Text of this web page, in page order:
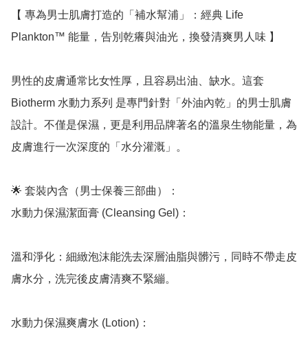
【 專為男士肌膚打造的「補水幫浦」：經典 Life
Plankton™ 能量，告別乾癢與油光，換發清爽男人味 】
男性的皮膚通常比女性厚，且容易出油、缺水。這套
Biotherm 水動力系列 是專門針對「外油內乾」的男士肌膚
設計。不僅是保濕，更是利用品牌著名的溫泉生物能量，為
皮膚進行一次深度的「水分灌溉」。
🌟 套裝內含（男士保養三部曲）：
水動力保濕潔面膏 (Cleansing Gel)：
溫和淨化：細緻泡沫能洗去深層油脂與髒污，同時不帶走皮
膚水分，洗完後皮膚清爽不緊繃。
水動力保濕爽膚水 (Lotion)：